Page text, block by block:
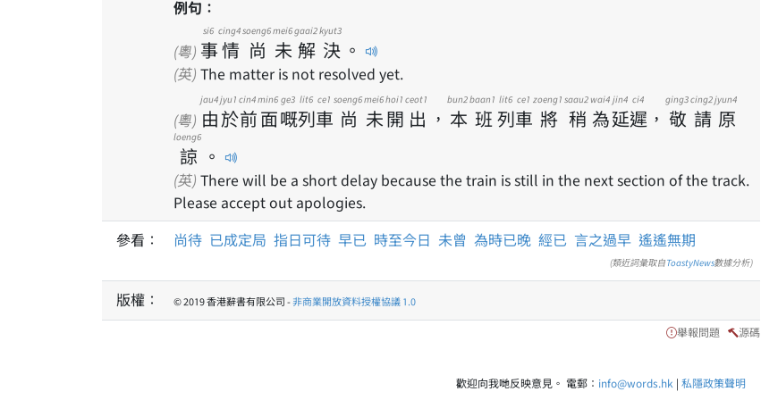
例句：
(粵) 事
si6
情
cing4
尚
soeng6
未
mei6
解
gaai2
決
kyut3
。
(英) The matter is not resolved yet.
(粵) 由
jau4
於
jyu1
前
cin4
面
min6
嘅
ge3
列
lit6
車
ce1
尚
soeng6
未
mei6
開
hoi1
出
ceot1
， 本
bun2
班
baan1
列
lit6
車
ce1
將
zoeng1
稍
saau2
為
wai4
延
jin4
遲
ci4
， 敬
ging3
請
cing2
原
jyun4
諒
loeng6
。
(英) There will be a short delay because the train is still in the next section of the track.
Please accept out apologies.
參看：
尚待 已成定局 指日可待 早已 時至今日 未曾 為時已晚 經已 言之過早 遙遙無期
(類近詞彙取自ToastyNews數據分析)
版權： © 2019 香港辭書有限公司 -非商業開放資料授權協議 1.0
舉報問題 源碼
歡迎向我哋反映意見。 電郵： info@words.hk | 私隱政策聲明